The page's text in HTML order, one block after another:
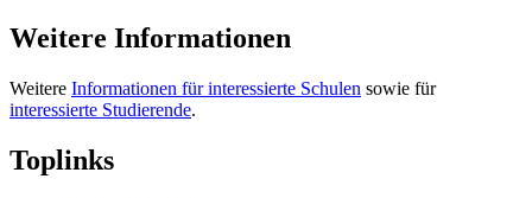
Weitere Informationen
Weitere Informationen für interessierte Schulen sowie für
interessierte Studierende.
Toplinks